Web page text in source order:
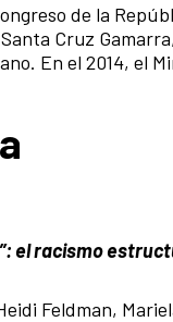
de la
Cruz
En el 2014, el
el racismo
Feldman,